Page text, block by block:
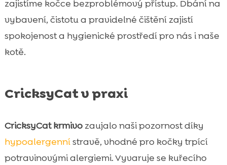
zajistíme kočce bezproblémový přístup. Dbání na
vybavení, čistotu a pravidelné čištění zajistí
spokojenost a hygienické prostředí pro nás i naše
kotě.
CricksyCat v praxi
CricksyCat krmivozaujalo naši pozornost díky
hypoalergennístravě, vhodné pro kočky trpící
potravinovými alergiemi. Vyvaruje se kuřecího